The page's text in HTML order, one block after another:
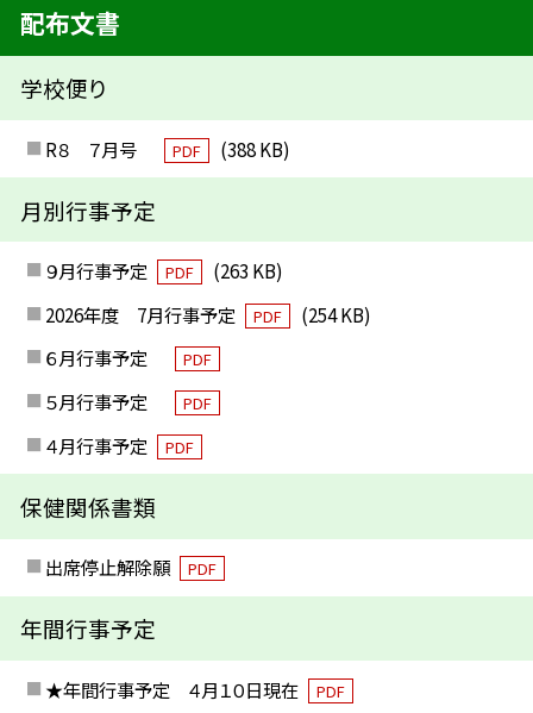
配布文書
学校便り
R８ ７月号 PDF (388 KB)
月別行事予定
９月行事予定 PDF
(263 KB)
2026年度 7月行事予定
PDF
(254 KB)
６月行事予定
PDF
５月行事予定 PDF
４月行事予定 PDF
保健関係書類
出席停止解除願 PDF
年間行事予定
★年間行事予定 ４月１０日現在 PDF